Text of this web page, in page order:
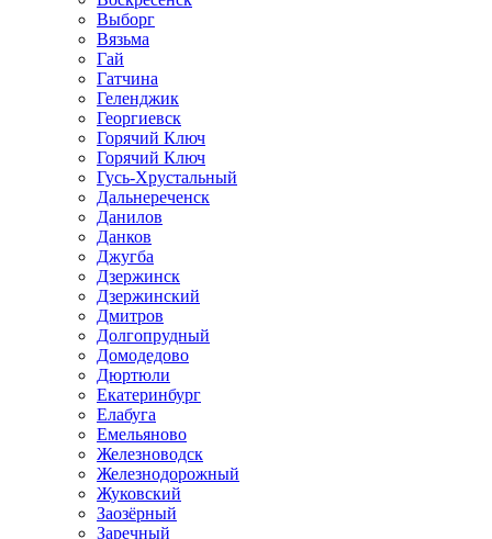
Выборг
Вязьма
Гай
Гатчина
Геленджик
Георгиевск
Горячий Ключ
Горячий Ключ
Гусь-Хрустальный
Дальнереченск
Данилов
Данков
Джугба
Дзержинск
Дзержинский
Дмитров
Долгопрудный
Домодедово
Дюртюли
Екатеринбург
Елабуга
Емельяново
Железноводск
Железнодорожный
Жуковский
Заозёрный
Заречный